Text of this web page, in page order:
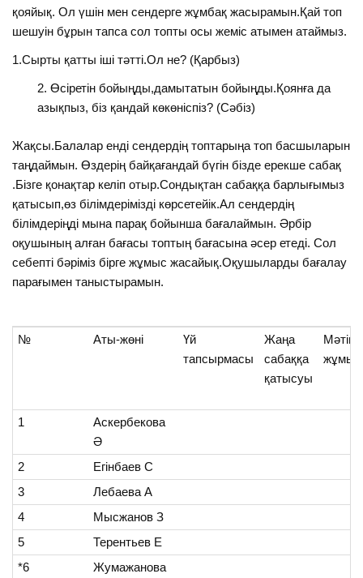
қояйық. Ол үшін мен сендерге жұмбақ жасырамын.Қай топ
шешуін бұрын тапса сол топты осы жеміс атымен атаймыз.
1.Сырты қатты іші тәтті.Ол не? (Қарбыз)
Өсіретін бойыңды,дамытатын бойыңды.Қоянға да
азықпыз, біз қандай көкөніспіз? (Сәбіз)
Жақсы.Балалар енді сендердің топтарыңа топ басшыларын
таңдаймын. Өздерің байқағандай бүгін бізде ерекше сабақ
.Бізге қонақтар келіп отыр.Сондықтан сабаққа барлығымыз
қатысып,өз білімдерімізді көрсетейік.Ал сендердің
білімдеріңді мына парақ бойынша бағалаймын. Әрбір
оқушының алған бағасы топтың бағасына әсер етеді. Сол
себепті бәріміз бірге жұмыс жасайық.Оқушыларды бағалау
парағымен таныстырамын.
№ Аты-жөні
Үй
тапсырмасы
Жаңа
сабаққа
қатысуы
жұмыс
1
Аскербекова
Ә
2
Егінбаев С
3
Лебаева А
4
Мысжанов З
5
Терентьев Е
*6
Жумажанова